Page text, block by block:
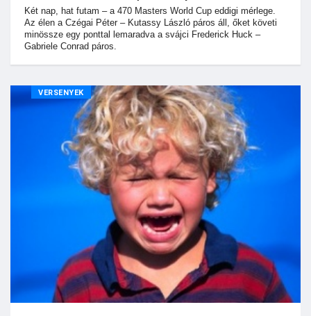
Két nap, hat futam – a 470 Masters World Cup eddigi mérlege.
Az élen a Czégai Péter – Kutassy László páros áll, őket követi
minössze egy ponttal lemaradva a svájci Frederick Huck –
Gabriele Conrad páros.
VERSENYEK